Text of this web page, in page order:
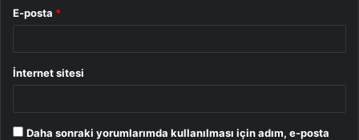
E-posta *
İnternet sitesi
Daha sonraki yorumlarımda kullanılması için adım, e-posta